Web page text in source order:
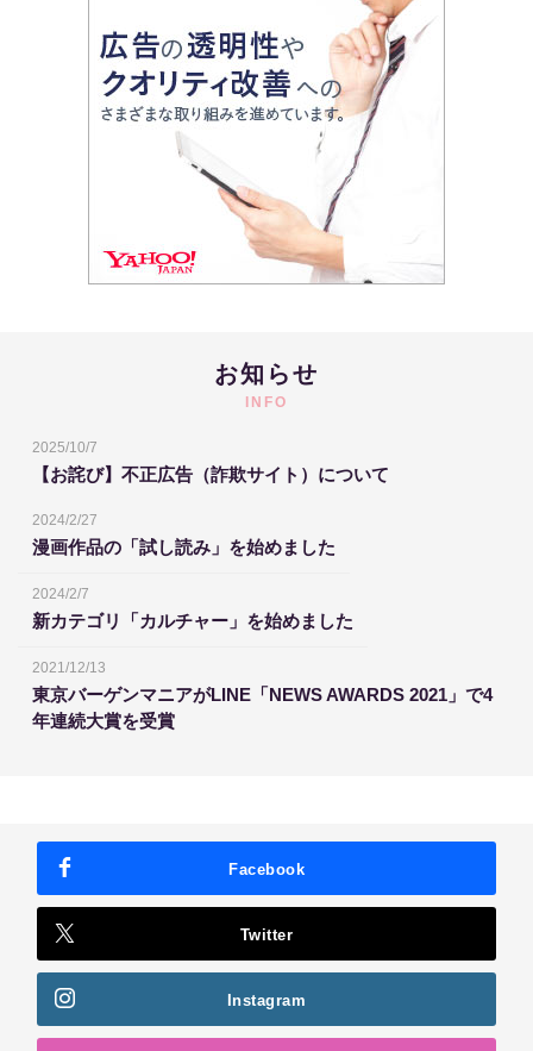
お知らせ
INFO
2025/10/7
【お詫び】不正広告（詐欺サイト）について
2024/2/27
漫画作品の「試し読み」を始めました
2024/2/7
新カテゴリ「カルチャー」を始めました
2021/12/13
東京バーゲンマニアがLINE「NEWS AWARDS 2021」で4
年連続大賞を受賞
Facebook
Twitter
Instagram